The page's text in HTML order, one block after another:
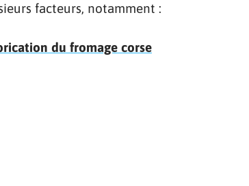
facteurs, notamment :
du fromage corse